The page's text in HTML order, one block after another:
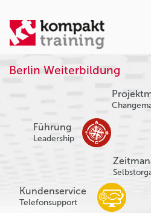
Berlin Weiterbildung
Führung
Leadership
Kundenservice
Telefonsupport